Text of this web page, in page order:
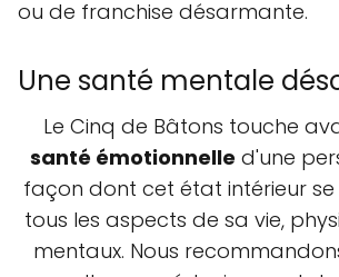
ou de franchise désarmante.
Une santé mentale
Le Cinq de Bâtons touche
santé émotionnelle d'une
façon dont cet état intérieur
tous les aspects de sa vie,
mentaux. Nous